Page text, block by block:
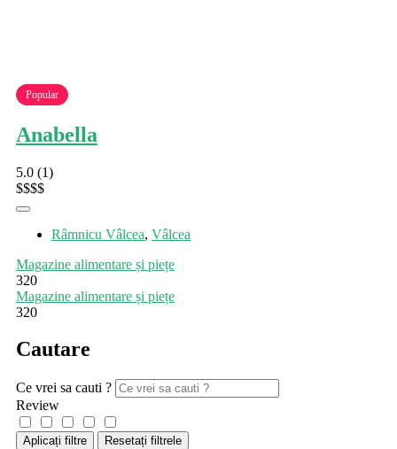
Popular
Anabella
5.0 (1)
$$$$
Râmnicu Vâlcea, Vâlcea
Magazine alimentare și piețe
320
Magazine alimentare și piețe
320
Cautare
Ce vrei sa cauti ?
Review
Aplicați filtre Resetați filtrele